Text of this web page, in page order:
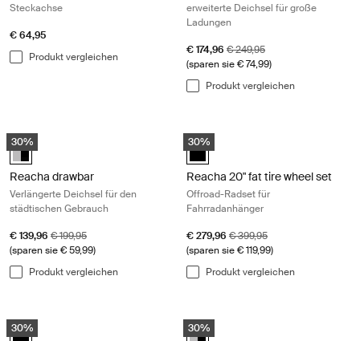
Steckachse
€ 64,95
Produkt vergleichen
erweiterte Deichsel für große
Ladungen
Aktionspreis
€ 174,96 Originalpreis
€ 249,95
(sparen sie € 74,99)
Produkt vergleichen
Reacha drawbar Verlängerte Deichsel für den städtischen Gebrauch
30%
Reacha drawbar Aluminum/Black (selected)
Reacha drawbar
Verlängerte Deichsel für den
städtischen Gebrauch
Aktionspreis
€ 139,96 Originalpreis
€ 199,95
(sparen sie € 59,99)
Produkt vergleichen
Reacha 20" fat tire wheel set
30%
Reacha 20" fat tire wheel set
Reacha 20" fat tire wheel set
Offroad-Radset für
Fahrradanhänger
Aktionspreis
€ 279,96 Originalpreis
€ 399,95
(sparen sie € 119,99)
Produkt vergleichen
Reacha bike connector Handwagen-Fahrradanschluss Black
30%
Reacha bike connector Schwarz (selected)
Reacha frontend bike connector
30%
Reacha frontend bike connector